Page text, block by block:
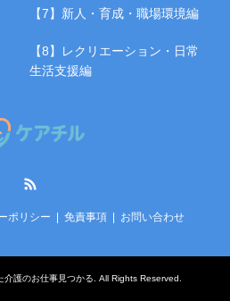
【7】新人・育成・職場環境編
【8】レクリエーション・日常
生活支援編
ポリシー 免責事項 お問い合わせ
介護のお仕事見つかる . All Rights Reserved.